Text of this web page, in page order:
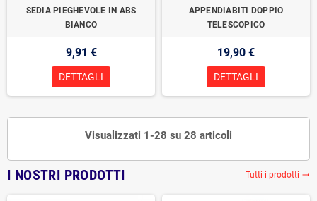
SEDIA PIEGHEVOLE IN ABS
BIANCO
9,91 €
DETTAGLI
APPENDIABITI DOPPIO
TELESCOPICO
19,90 €
DETTAGLI
Visualizzati 1-28 su 28 articoli
I NOSTRI PRODOTTI Tutti i prodotti trending_flat